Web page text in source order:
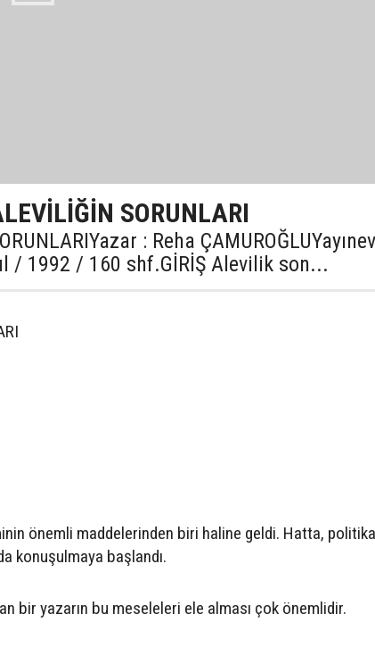
SORUNLARI
: Reha
/ 1992 / 160 shf.GİRİŞ Alevilik son...
önemli maddelerinden biri haline geldi. Hatta, politika
konuşulmaya başlandı.
bir yazarın bu meseleleri ele alması çok önemlidir.